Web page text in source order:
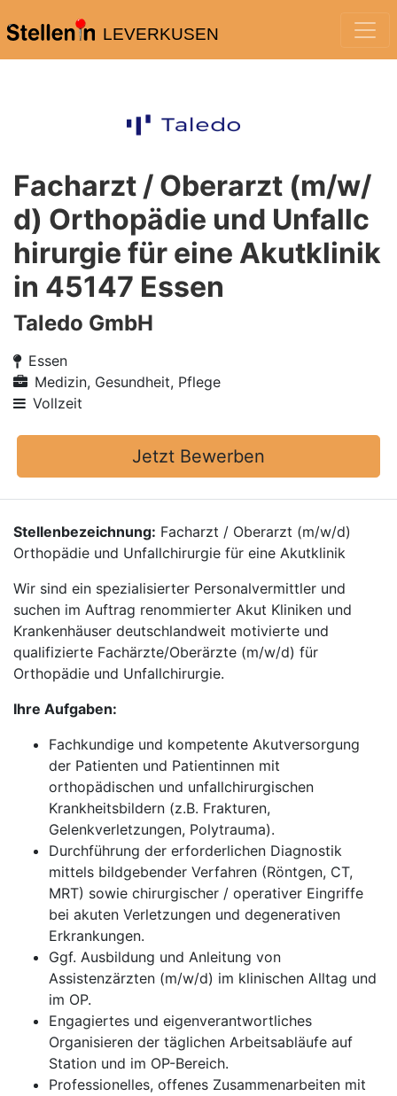
LEVERKUSEN
Facharzt / Oberarzt (m/w/
d) Orthopädie und Unfallc
hirurgie für eine Akutklinik
in 45147 Essen
Taledo GmbH
Essen
Medizin, Gesundheit, Pflege
Vollzeit
Jetzt Bewerben
Stellenbezeichnung: Facharzt / Oberarzt (m/w/d)
Orthopädie und Unfallchirurgie für eine Akutklinik
Wir sind ein spezialisierter Personalvermittler und
suchen im Auftrag renommierter Akut Kliniken und
Krankenhäuser deutschlandweit motivierte und
qualifizierte Fachärzte/Oberärzte (m/w/d) für
Orthopädie und Unfallchirurgie.
Ihre Aufgaben:
Fachkundige und kompetente Akutversorgung
der Patienten und Patientinnen mit
orthopädischen und unfallchirurgischen
Krankheitsbildern (z.B. Frakturen,
Gelenkverletzungen, Polytrauma).
Durchführung der erforderlichen Diagnostik
mittels bildgebender Verfahren (Röntgen, CT,
MRT) sowie chirurgischer / operativer Eingriffe
bei akuten Verletzungen und degenerativen
Erkrankungen.
Ggf. Ausbildung und Anleitung von
Assistenzärzten (m/w/d) im klinischen Alltag und
im OP.
Engagiertes und eigenverantwortliches
Organisieren der täglichen Arbeitsabläufe auf
Station und im OP-Bereich.
Professionelles, offenes Zusammenarbeiten mit